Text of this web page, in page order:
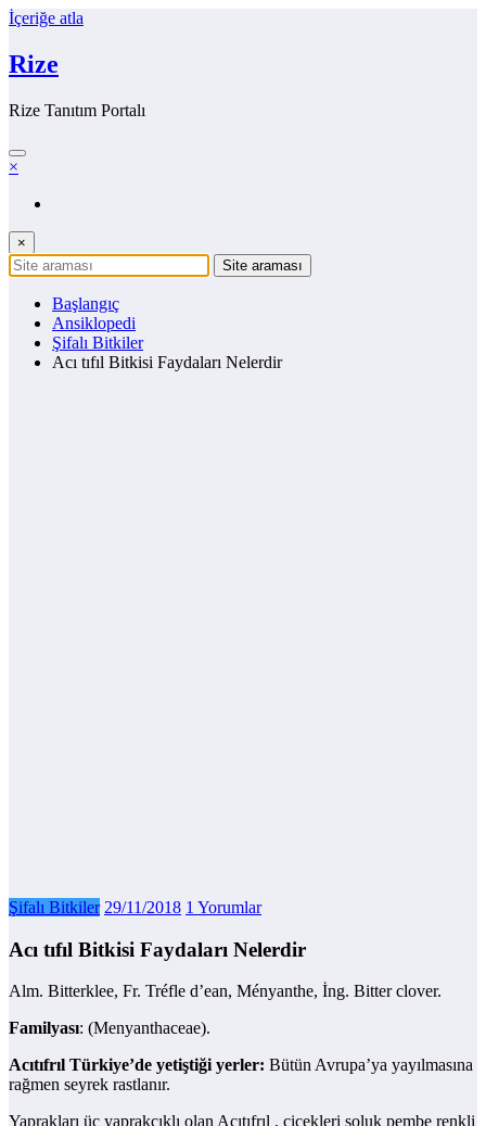
İçeriğe atla
Rize
Rize Tanıtım Portalı
×
×
Başlangıç
Ansiklopedi
Şifalı Bitkiler
Acı tıfıl Bitkisi Faydaları Nelerdir
Şifalı Bitkiler 29/11/2018 1 Yorumlar
Acı tıfıl Bitkisi Faydaları Nelerdir
Alm. Bitterklee, Fr. Tréfle d’ean, Ményanthe, İng. Bitter clover.
Familyası: (Menyanthaceae).
Acıtıfrıl Türkiye’de yetiştiği yerler: Bütün Avrupa’ya yayılmasına
rağmen seyrek rastlanır.
Yaprakları üç yaprakçıklı olan Acıtıfrıl , çiçekleri soluk pembe renkli